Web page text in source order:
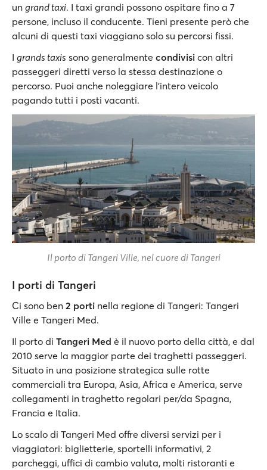
un grand taxi. I taxi grandi possono ospitare fino a 7
persone, incluso il conducente. Tieni presente però che
alcuni di questi taxi viaggiano solo su percorsi fissi.
I grands taxis sono generalmente condivisi con altri
passeggeri diretti verso la stessa destinazione o
percorso. Puoi anche noleggiare l’intero veicolo
pagando tutti i posti vacanti.
Il porto di Tangeri Ville, nel cuore di Tangeri
I porti di Tangeri
Ci sono ben 2 porti nella regione di Tangeri: Tangeri
Ville e Tangeri Med.
Il porto di Tangeri Med è il nuovo porto della città, e dal
2010 serve la maggior parte dei traghetti passeggeri.
Situato in una posizione strategica sulle rotte
commerciali tra Europa, Asia, Africa e America, serve
collegamenti in traghetto regolari per/da Spagna,
Francia e Italia.
Lo scalo di Tangeri Med offre diversi servizi per i
viaggiatori: biglietterie, sportelli informativi, 2
parcheggi, uffici di cambio valuta, molti ristoranti e